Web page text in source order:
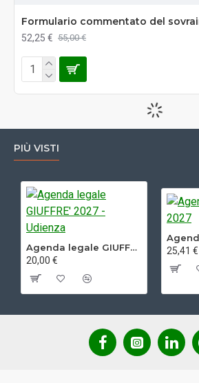
Formulario commentato del
52,25 € 55,00 €
PIÙ VISTI
Agenda legale GIUFFRE' 2027 - Udienza
20,00 €
25,41 €